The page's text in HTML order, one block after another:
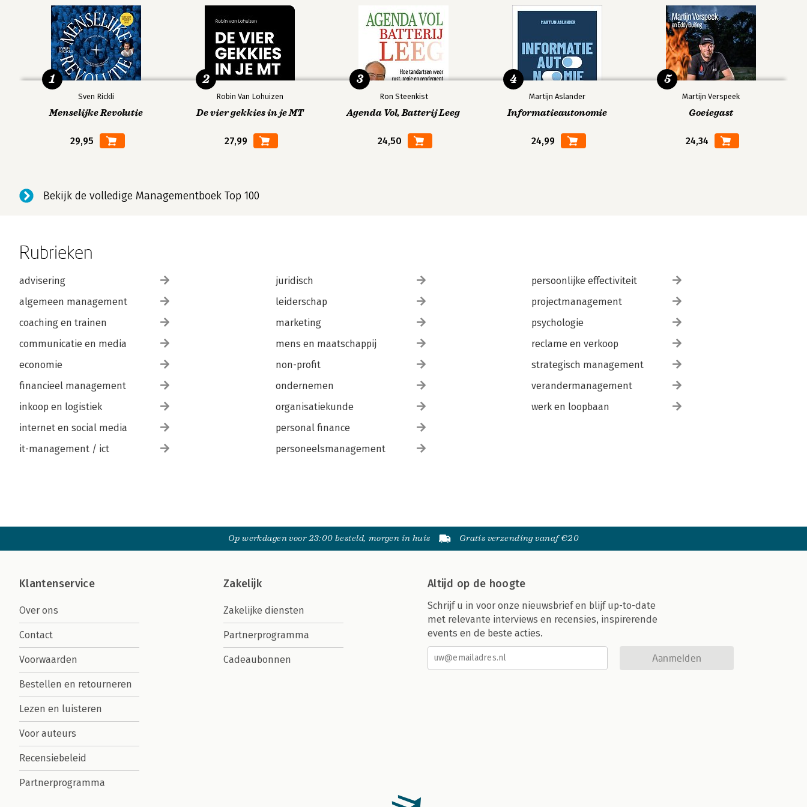
Sven Rickli
Menselijke Revolutie
29,95
1
Robin Van Lohuizen
De vier gekkies in je MT
27,99
2
Ron Steenkist
Agenda Vol, Batterij Leeg
24,50
3
Martijn Aslander
Informatieautonomie
24,99
4
Martijn Verspeek
Goeiegast
24,34
5
Bekijk de volledige Managementboek Top 100
Rubrieken
advisering
algemeen management
coaching en trainen
communicatie en media
economie
financieel management
inkoop en logistiek
internet en social media
it-management / ict
juridisch
leiderschap
marketing
mens en maatschappij
non-profit
ondernemen
organisatiekunde
personal finance
personeelsmanagement
persoonlijke effectiviteit
projectmanagement
psychologie
reclame en verkoop
strategisch management
verandermanagement
werk en loopbaan
Op werkdagen voor 23:00 besteld, morgen in huis Gratis verzending vanaf €20
Klantenservice
Over ons
Contact
Voorwaarden
Bestellen en retourneren
Lezen en luisteren
Voor auteurs
Recensiebeleid
Partnerprogramma
Zakelijk
Zakelijke diensten
Partnerprogramma
Cadeaubonnen
Altijd op de hoogte
Schrijf u in voor onze nieuwsbrief en blijf up-to-date
met relevante interviews en recensies, inspirerende
events en de beste acties.
Aanmelden